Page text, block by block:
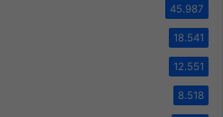
45.987
18.541
12.551
8.518